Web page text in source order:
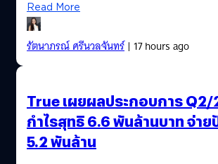
Read More
รัตนาภรณ์ ศรีนวลจันทร์| 17 hours ago
True เผยผลประกอบการ
กำไรสุทธิ 6.6 พันล้านบาท จ่า
5.2 พันล้าน